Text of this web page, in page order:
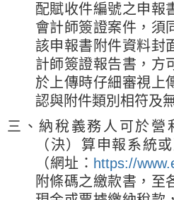
配賦收件編號之申報
會計師簽證案件，須
該申報書附件資料封
計師簽證報告書，方
於上傳時仔細審視上
認與附件類別相符及
三、納稅義務人可於營
（決）算申報系統
（網址： https://
附條碼之繳款書，至